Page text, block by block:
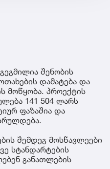
შენობის
დამატება და
მოწყობა. პროექტის
141 504 ლარს
ფაზაშია და
შემდეგ მოსწავლეები
სტანდარტების
განათლების